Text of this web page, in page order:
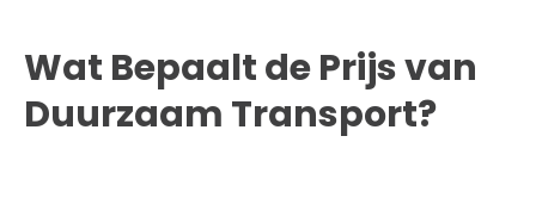
Wat Bepaalt de Prijs van
Duurzaam Transport?